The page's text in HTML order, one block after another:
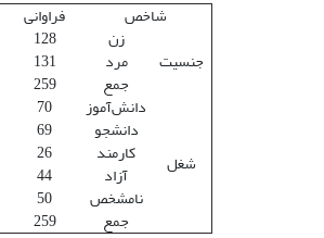
شاخص
فراوانی
جنسیت
زن 128
مرد 131
جمع 259
شغل
دانش‌آموز 70
دانشجو 69
کارمند 26
آزاد 44
نامشخص 50
جمع 259